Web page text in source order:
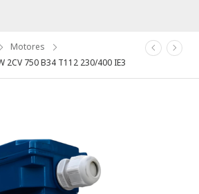
Motores
2CV 750 B34 T112 230/400 IE3